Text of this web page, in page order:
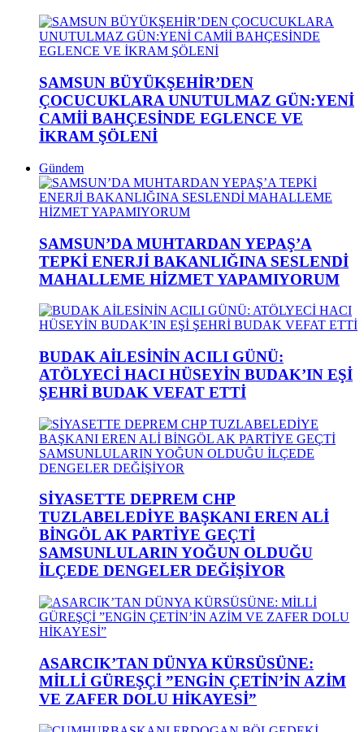
SAMSUN BÜYÜKŞEHİR’DEN
ÇOCUCUKLARA UNUTULMAZ GÜN:YENİ
CAMİİ BAHÇESİNDE EGLENCE VE
İKRAM ŞÖLENİ
Gündem
SAMSUN’DA MUHTARDAN YEPAŞ’A
TEPKİ ENERJİ BAKANLIĞINA SESLENDİ
MAHALLEME HİZMET YAPAMIYORUM
BUDAK AİLESİNİN ACILI GÜNÜ:
ATÖLYECİ HACI HÜSEYİN BUDAK’IN EŞİ
ŞEHRİ BUDAK VEFAT ETTİ
SİYASETTE DEPREM CHP
TUZLABELEDİYE BAŞKANI EREN ALİ
BİNGÖL AK PARTİYE GEÇTİ
SAMSUNLULARIN YOĞUN OLDUĞU
İLÇEDE DENGELER DEĞİŞİYOR
ASARCIK’TAN DÜNYA KÜRSÜSÜNE:
MİLLİ GÜREŞÇİ ”ENGİN ÇETİN’İN AZİM
VE ZAFER DOLU HİKAYESİ”